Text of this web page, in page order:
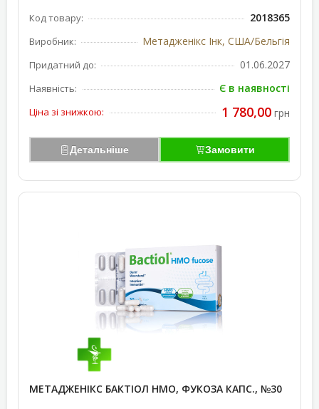
Код товару: 2018365
Виробник: Метадженікс Інк, США/Бельгія
Придатний до: 01.06.2027
Наявність: Є в наявності
Ціна зі знижкою: 1 780,00 грн
Детальніше Замовити
МЕТАДЖЕНІКС БАКТІОЛ НМО, ФУКОЗА КАПС., №30